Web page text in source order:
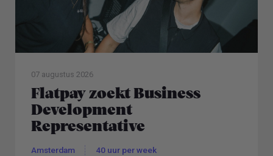
07 augustus 2026
Flatpay zoekt Business
Development
Representative
Amsterdam 40 uur per week